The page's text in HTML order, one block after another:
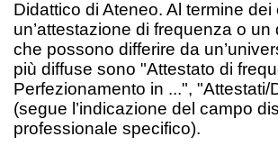
Didattico di Ateneo. Al termine
un’attestazione di frequenza o
che possono differire da
più diffuse sono "Attestato di
Perfezionamento in ...",
(segue l’indicazione del campo
professionale specifico).